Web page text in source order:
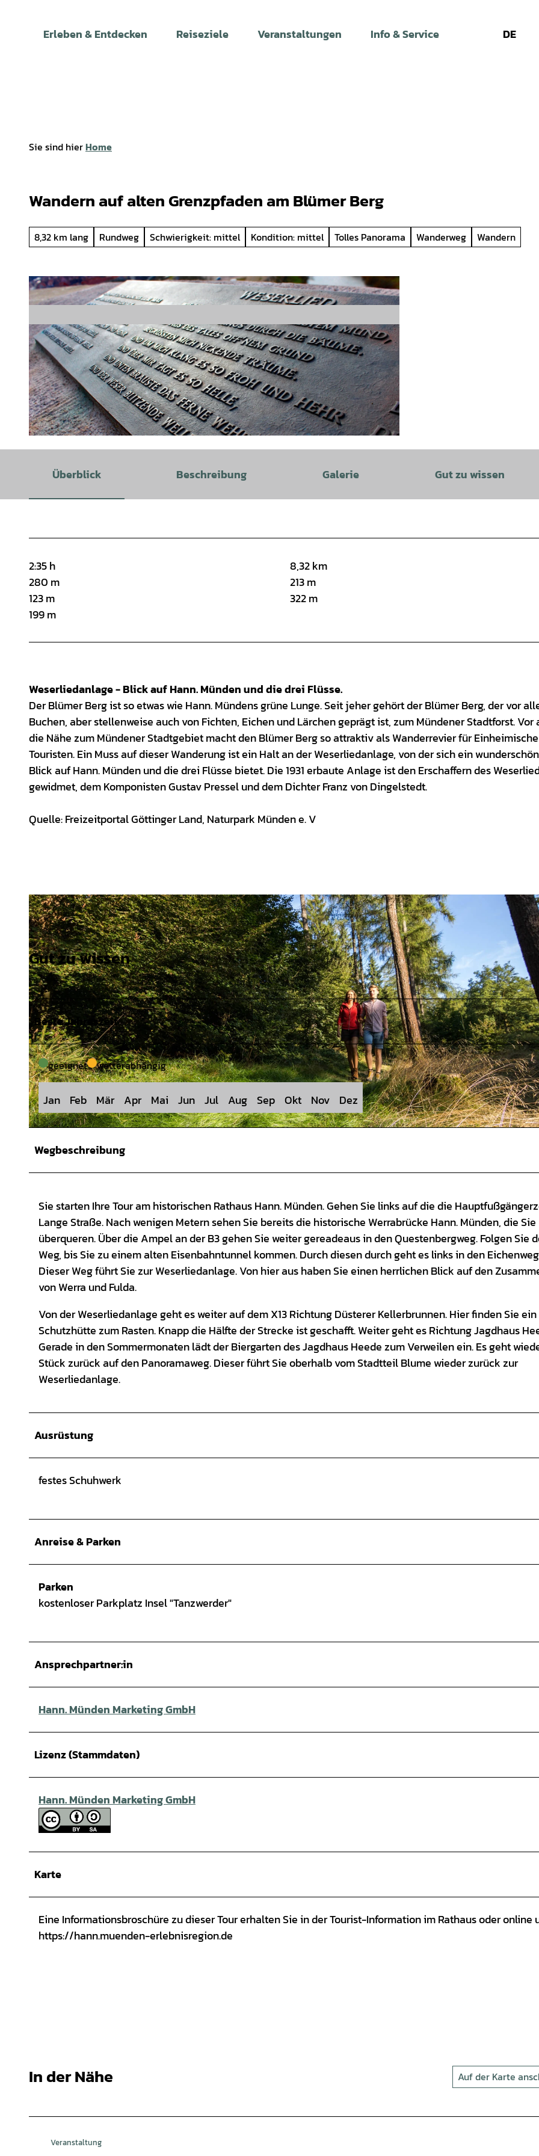
Erleben & Entdecken Reiseziele Veranstaltungen Info & Service DE
Sie sind hierHome
Wandern auf alten Grenzpfaden am Blümer Berg
8,32 km lang Rundweg Schwierigkeit: mittel Kondition: mittel Tolles Panorama Wanderweg Wandern
Überblick Beschreibung Galerie Gut zu wissen
2:35 h
8,32 km
280 m
213 m
123 m
322 m
199 m
Weserliedanlage - Blick auf Hann. Münden und die drei Flüsse.
Der Blümer Berg ist so etwas wie Hann. Mündens grüne Lunge. Seit jeher gehört der Blümer Berg, der vor
Buchen, aber stellenweise auch von Fichten, Eichen und Lärchen geprägt ist, zum Mündener Stadtforst. Vor
die Nähe zum Mündener Stadtgebiet macht den Blümer Berg so attraktiv als Wanderrevier für
Touristen. Ein Muss auf dieser Wanderung ist ein Halt an der Weserliedanlage, von der sich ein
Blick auf Hann. Münden und die drei Flüsse bietet. Die 1931 erbaute Anlage ist den Erschaffern des
gewidmet, dem Komponisten Gustav Pressel und dem Dichter Franz von Dingelstedt.
Quelle: Freizeitportal Göttinger Land, Naturpark Münden e. V
Gut zu wissen
Beste Jahreszeit
geeignet wetterabhängig
Jan Feb Mär Apr Mai Jun Jul Aug Sep Okt Nov Dez
Wegbeschreibung
Sie starten Ihre Tour am historischen Rathaus Hann. Münden. Gehen Sie links auf die die
Lange Straße. Nach wenigen Metern sehen Sie bereits die historische Werrabrücke Hann. Münden, die Sie
überqueren. Über die Ampel an der B3 gehen Sie weiter gereadeaus in den Questenbergweg. Folgen Sie
Weg, bis Sie zu einem alten Eisenbahntunnel kommen. Durch diesen durch geht es links in den
Dieser Weg führt Sie zur Weserliedanlage. Von hier aus haben Sie einen herrlichen Blick auf den
von Werra und Fulda.
Von der Weserliedanlage geht es weiter auf dem X13 Richtung Düsterer Kellerbrunnen. Hier finden Sie ein
Schutzhütte zum Rasten. Knapp die Hälfte der Strecke ist geschafft. Weiter geht es Richtung Jagdhaus
Gerade in den Sommermonaten lädt der Biergarten des Jagdhaus Heede zum Verweilen ein. Es geht
Stück zurück auf den Panoramaweg. Dieser führt Sie oberhalb vom Stadtteil Blume wieder zurück zur
Weserliedanlage.
Ausrüstung
festes Schuhwerk
Anreise & Parken
Parken
kostenloser Parkplatz Insel "Tanzwerder"
Ansprechpartner:in
Hann. Münden Marketing GmbH
Lizenz (Stammdaten)
Hann. Münden Marketing GmbH
Karte
Eine Informationsbroschüre zu dieser Tour erhalten Sie in der Tourist-Information im Rathaus oder online
https://hann.muenden-erlebnisregion.de
In der Nähe Auf der Karte
Veranstaltung